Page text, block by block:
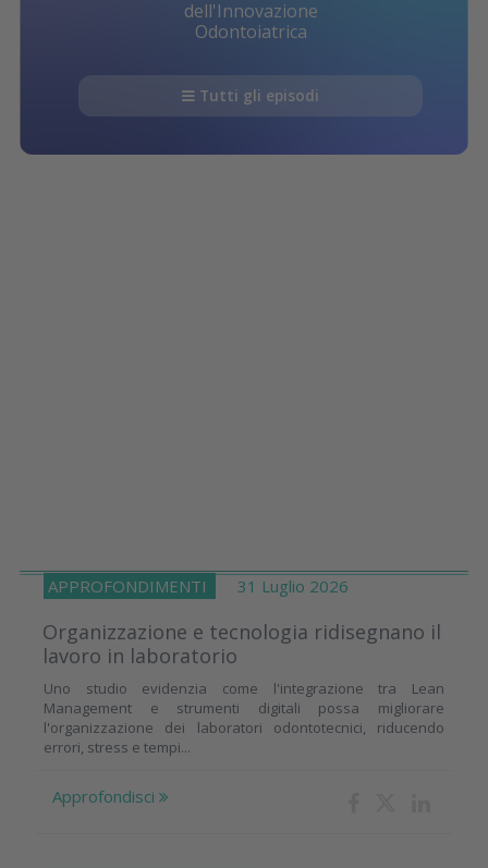
dell'Innovazione
Odontoiatrica
Tutti gli episodi
APPROFONDIMENTI 31 Luglio 2026
Organizzazione e tecnologia ridisegnano il
lavoro in laboratorio
Uno studio evidenzia come l'integrazione tra Lean
Management e strumenti digitali possa migliorare
l'organizzazione dei laboratori odontotecnici, riducendo
errori, stress e tempi...
Approfondisci